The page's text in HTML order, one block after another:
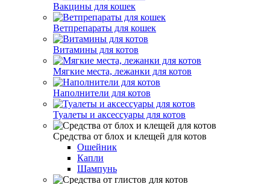
Вакцины для кошек
Ветпрепараты для кошек
Витамины для котов
Мягкие места, лежанки для котов
Наполнители для котов
Туалеты и аксессуары для котов
Средства от блох и клещей для котов
Ошейник
Капли
Шампунь